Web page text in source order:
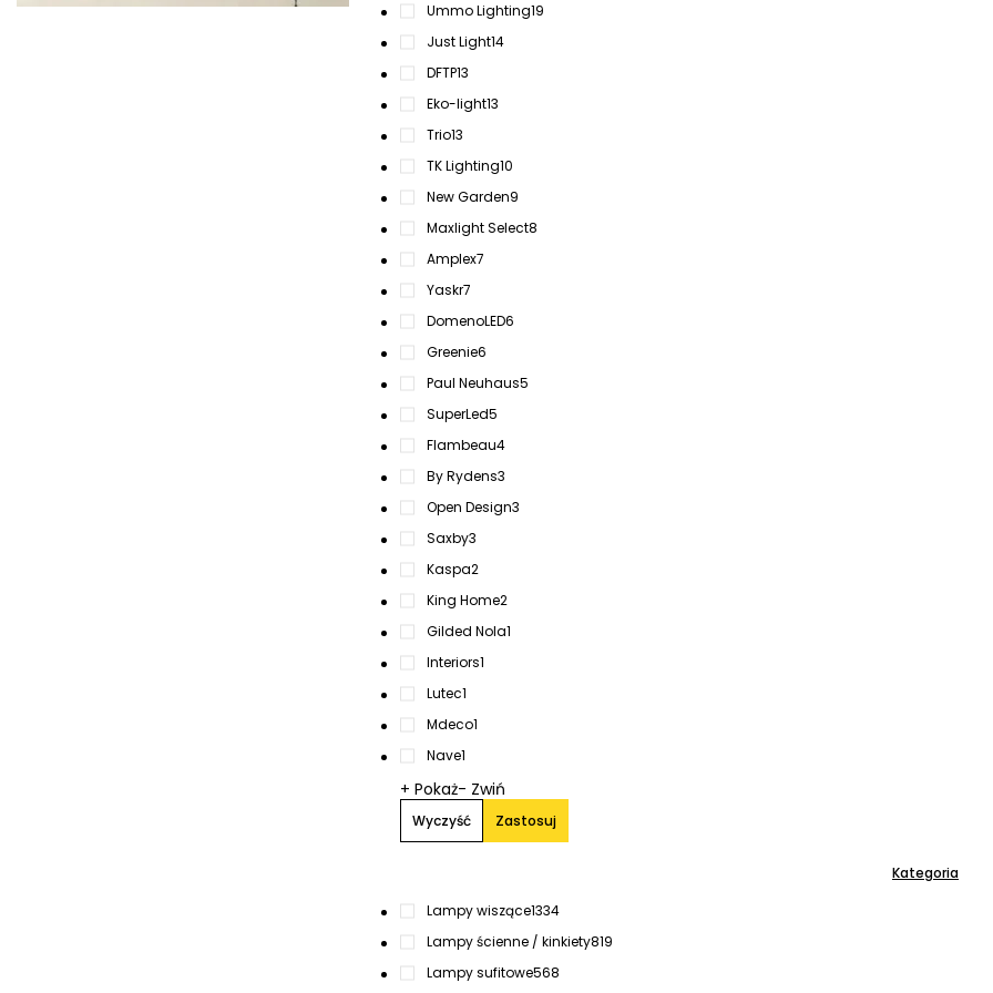
Ummo Lighting19
Just Light14
DFTP13
Eko-light13
Trio13
TK Lighting10
New Garden9
Maxlight Select8
Amplex7
Yaskr7
DomenoLED6
Greenie6
Paul Neuhaus5
SuperLed5
Flambeau4
By Rydens3
Open Design3
Saxby3
Kaspa2
King Home2
Gilded Nola1
Interiors1
Lutec1
Mdeco1
Nave1
+ Pokaż- Zwiń
Wyczyść Zastosuj
Kategoria
Lampy wiszące1334
Lampy ścienne / kinkiety819
Lampy sufitowe568